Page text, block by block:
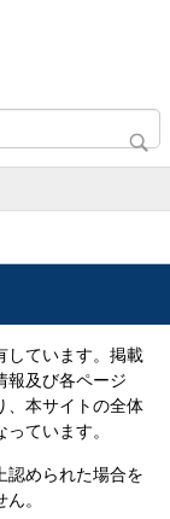
しています。掲載
報及び各ページ
、本サイトの全体
ています。
められた場合を
。